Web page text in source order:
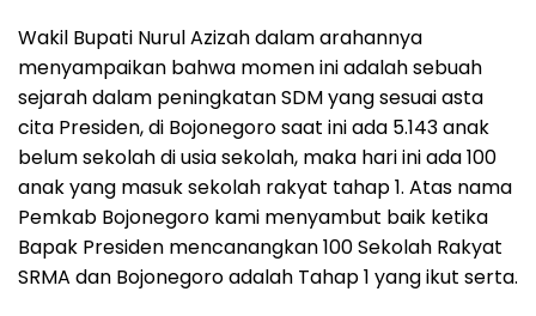
Wakil Bupati Nurul Azizah dalam arahannya
menyampaikan bahwa momen ini adalah sebuah
sejarah dalam peningkatan SDM yang sesuai asta
cita Presiden, di Bojonegoro saat ini ada 5.143 anak
belum sekolah di usia sekolah, maka hari ini ada 100
anak yang masuk sekolah rakyat tahap 1. Atas nama
Pemkab Bojonegoro kami menyambut baik ketika
Bapak Presiden mencanangkan 100 Sekolah Rakyat
SRMA dan Bojonegoro adalah Tahap 1 yang ikut serta.